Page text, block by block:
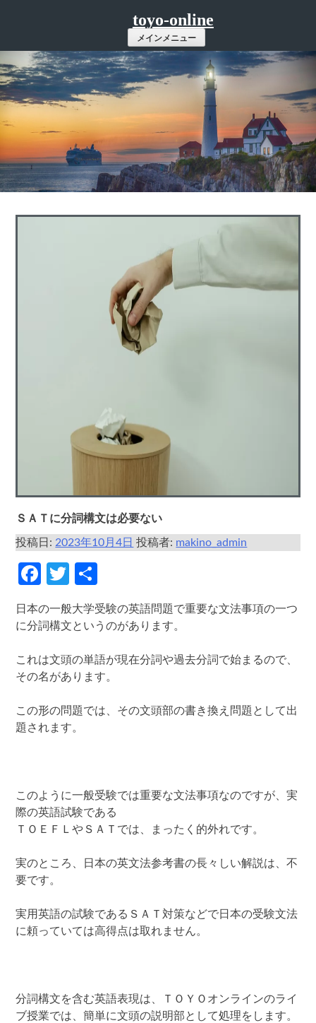
ツ
へ
ス
キ
ッ
プ
toyo-online
メインメニュー
ＳＡＴに分詞構文は必要ない
投稿日:2023年10月4日 投稿者: makino_admin
Facebook
Twitter
有
日本の一般大学受験の英語問題で重要な文法事項の一つ
に分詞構文というのがあります。
これは文頭の単語が現在分詞や過去分詞で始まるので、
その名があります。
この形の問題では、その文頭部の書き換え問題として出
題されます。
このように一般受験では重要な文法事項なのですが、実
際の英語試験である
ＴＯＥＦＬやＳＡＴでは、まったく的外れです。
実のところ、日本の英文法参考書の長々しい解説は、不
要です。
実用英語の試験であるＳＡＴ対策などで日本の受験文法
に頼っていては高得点は取れません。
分詞構文を含む英語表現は、ＴＯＹＯオンラインのライ
ブ授業では、簡単に文頭の説明部として処理をします。